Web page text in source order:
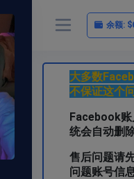
余额:
大多数
不保证这个
Facebook
统会自动删
售后问题请
问题账号信